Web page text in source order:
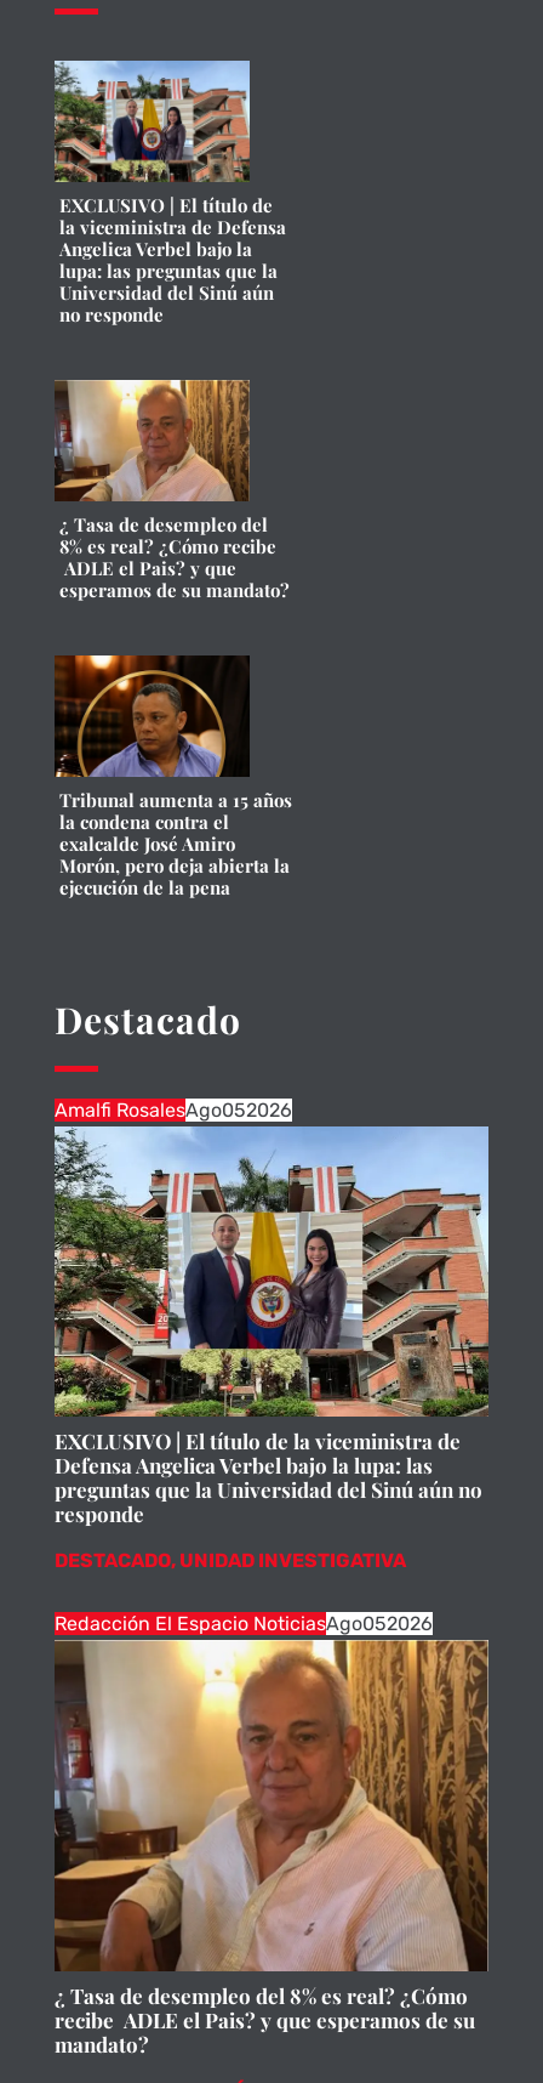
EXCLUSIVO | El título de
la viceministra de Defensa
Angelica Verbel bajo la
lupa: las preguntas que la
Universidad del Sinú aún
no responde
¿ Tasa de desempleo del
8% es real? ¿Cómo recibe
ADLE el Pais? y que
esperamos de su mandato?
Tribunal aumenta a 15 años
la condena contra el
exalcalde José Amiro
Morón, pero deja abierta la
ejecución de la pena
Destacado
Amalfi RosalesAgo052026
EXCLUSIVO | El título de la viceministra de
Defensa Angelica Verbel bajo la lupa: las
preguntas que la Universidad del Sinú aún no
responde
DESTACADO, UNIDAD INVESTIGATIVA
Redacción El Espacio NoticiasAgo052026
¿ Tasa de desempleo del 8% es real? ¿Cómo
recibe ADLE el Pais? y que esperamos de su
mandato?